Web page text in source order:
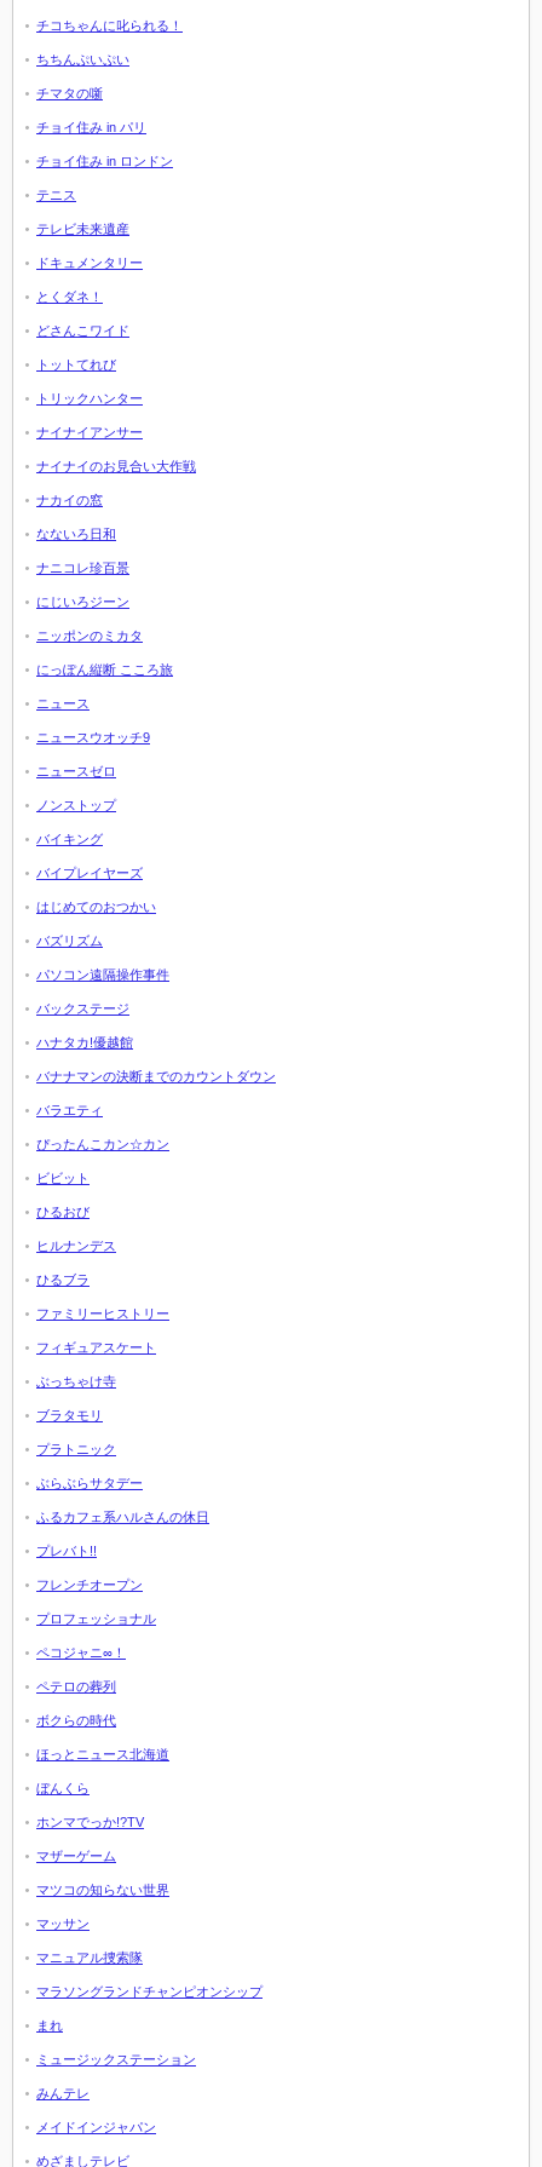
チコちゃんに叱られる！
ちちんぷいぷい
チマタの噺
チョイ住み in パリ
チョイ住み in ロンドン
テニス
テレビ未来遺産
ドキュメンタリー
とくダネ！
どさんこワイド
トットてれび
トリックハンター
ナイナイアンサー
ナイナイのお見合い大作戦
ナカイの窓
なないろ日和
ナニコレ珍百景
にじいろジーン
ニッポンのミカタ
にっぽん縦断 こころ旅
ニュース
ニュースウオッチ9
ニュースゼロ
ノンストップ
バイキング
バイプレイヤーズ
はじめてのおつかい
バズリズム
パソコン遠隔操作事件
バックステージ
ハナタカ!優越館
バナナマンの決断までのカウントダウン
バラエティ
ぴったんこカン☆カン
ビビット
ひるおび
ヒルナンデス
ひるブラ
ファミリーヒストリー
フィギュアスケート
ぶっちゃけ寺
ブラタモリ
プラトニック
ぶらぶらサタデー
ふるカフェ系ハルさんの休日
プレバト!!
フレンチオープン
プロフェッショナル
ペコジャニ∞！
ペテロの葬列
ボクらの時代
ほっとニュース北海道
ぼんくら
ホンマでっか!?TV
マザーゲーム
マツコの知らない世界
マッサン
マニュアル捜索隊
マラソングランドチャンピオンシップ
まれ
ミュージックステーション
みんテレ
メイドインジャパン
めざましテレビ